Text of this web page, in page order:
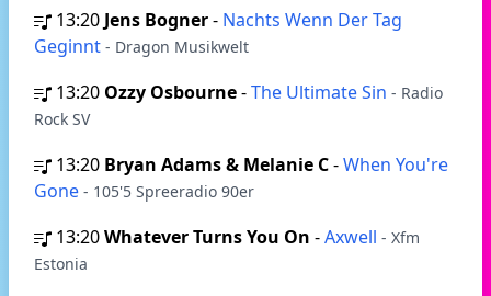
13:20 Jens Bogner- Nachts Wenn Der Tag
Geginnt - Dragon Musikwelt
13:20 Ozzy Osbourne-The Ultimate Sin - Radio
Rock SV
13:20 Bryan Adams & Melanie C-When You're
Gone - 105'5 Spreeradio 90er
13:20Whatever Turns You On -Axwell - Xfm
Estonia